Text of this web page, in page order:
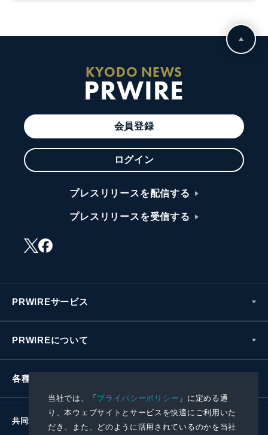
当社では、「プライバシーポリシー 」に定める通
り、本ウェブサイトとサービスを快適にご利用いた
だき、また、どのように活用されているのかを当社
KYODO NEWS
PRWIRE
会員登録
ログイン
プレスリリースを配信する
プレスリリースを受信する
PRWIREサービス
PRWIREについて
各種お問い合わせ
共同通信社グループ